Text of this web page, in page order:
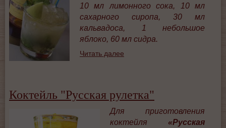
10 мл лимонного сока, 10 мл
сахарного сиропа, 30 мл
кальвадоса, 1 небольшое
яблоко, 60 мл сидра.
Читать далее
Коктейль "Русская рулетка"
Для приготовления
коктейля «Русская